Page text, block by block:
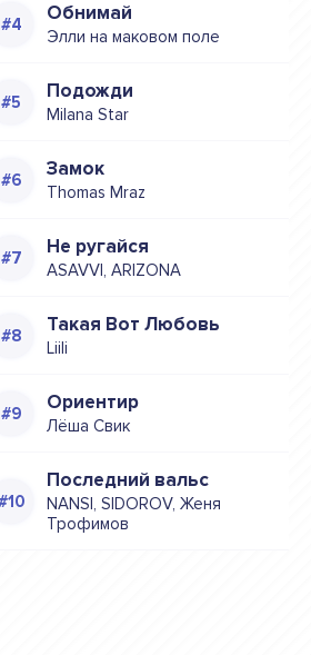
Обнимай
Элли на маковом поле
Подожди
Milana Star
Замок
Thomas Mraz
Не ругайся
ASAVVI, ARIZONA
Такая Вот Любовь
Liili
Ориентир
Лёша Свик
Последний вальс
NANSI, SIDOROV, Женя
Трофимов